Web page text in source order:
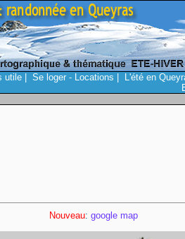
utile Se loger - Locations
L'été en
Nouveau: google map